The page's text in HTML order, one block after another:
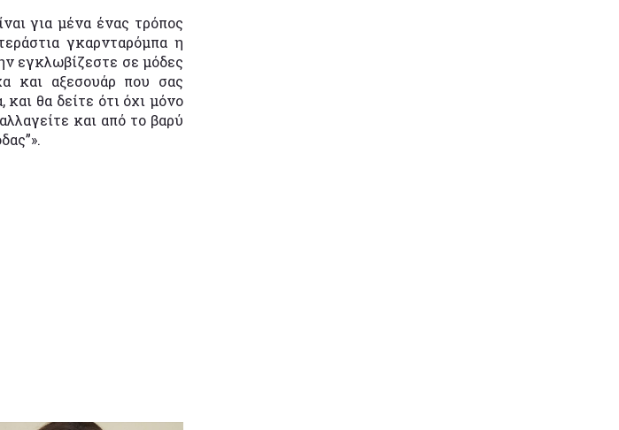
για μένα ένας τρόπος
γκαρνταρόμπα η
εγκλωβίζεστε σε μόδες
και αξεσουάρ που σας
και θα δείτε ότι όχι μόνο
και από το βαρύ